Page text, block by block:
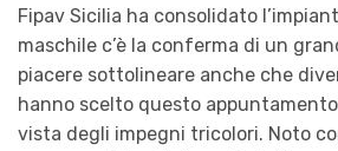
Fipav Sicilia ha consolidato
maschile c’è la conferma di un
piacere sottolineare anche che
hanno scelto questo
vista degli impegni tricolori. Noto